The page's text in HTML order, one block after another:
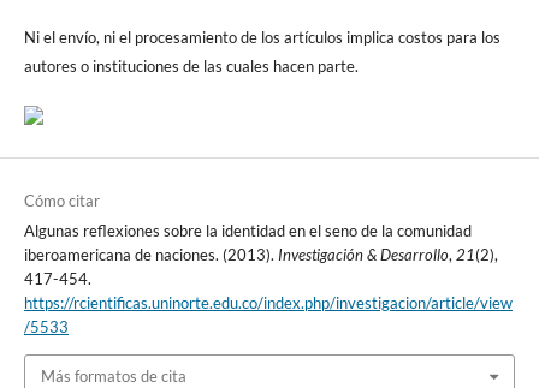
Ni el envío, ni el procesamiento de los artículos implica costos para los
autores o instituciones de las cuales hacen parte.
Cómo citar
Algunas reflexiones sobre la identidad en el seno de la comunidad
iberoamericana de naciones. (2013). Investigación & Desarrollo,21(2),
417-454.
https://rcientificas.uninorte.edu.co/index.php/investigacion/article/view
/5533
Más formatos de cita